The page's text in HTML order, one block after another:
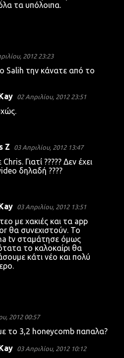
τα υπόλοιπα.
2012 23:23
Salih την κάνατε από το
02 Απριλίου, 2012 23:51
Z 03 Απριλίου, 2012 13:47
Γιατί ????? Δεν έχει
δηλαδή ????
03 Απριλίου, 2012 13:51
με χακιές και τα app
θα συνεχιστούν. Το
tv σταμάτησε όμως
το καλοκαίρι θα
κάτι νέο και πολύ
2012 00:57
το 3,2 honeycomb παπαλα?
03 Απριλίου, 2012 10:12